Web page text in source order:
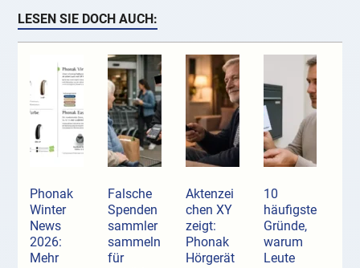
LESEN SIE DOCH AUCH:
Phonak
Winter
News
2026:
Mehr
Falsche
Spenden
sammler
sammeln
für
Aktenzei
chen XY
zeigt:
Phonak
Hörgerät
10
häufigste
Gründe,
warum
Leute